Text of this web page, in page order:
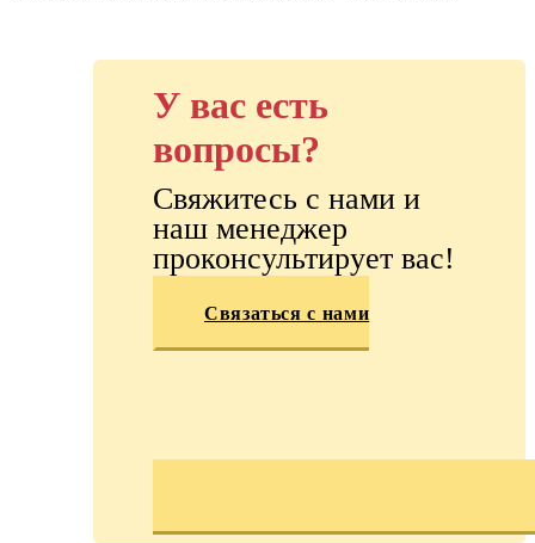
У вас есть
вопросы?
Свяжитесь с нами и
наш менеджер
проконсультирует вас!
Связаться с нами